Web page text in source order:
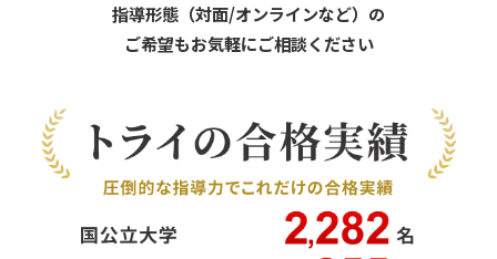
指導形態（対面/オンラインなど）の
ご希望もお気軽にご相談ください